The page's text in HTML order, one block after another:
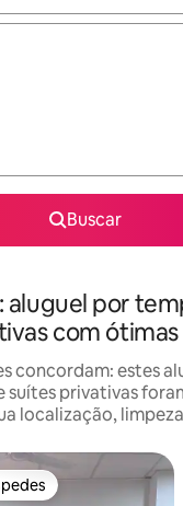
Buscar
aluguel por
com
concordam: estes
suítes privativas
localização,